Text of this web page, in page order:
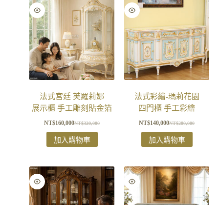
法式宮廷 芙羅莉娜​
展示櫃 手工雕刻貼金箔
NT$320,000
NT$160,000
加入購物車
法式彩繪-瑪莉花園
四門櫃 手工彩繪
NT$280,000
NT$140,000
加入購物車